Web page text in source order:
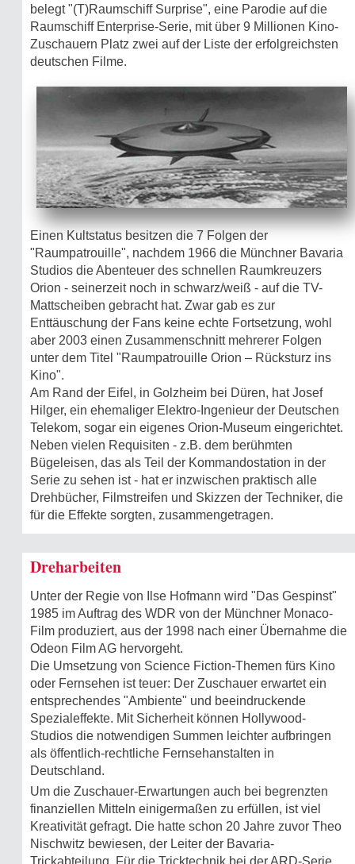
belegt "(T)Raumschiff Surprise", eine Parodie auf die
Raumschiff Enterprise-Serie, mit über 9 Millionen Kino-
Zuschauern Platz zwei auf der Liste der erfolgreichsten
deutschen Filme.
Einen Kultstatus besitzen die 7 Folgen der
"Raumpatrouille", nachdem 1966 die Münchner Bavaria
Studios die Abenteuer des schnellen Raumkreuzers
Orion - seinerzeit noch in schwarz/weiß - auf die TV-
Mattscheiben gebracht hat. Zwar gab es zur
Enttäuschung der Fans keine echte Fortsetzung, wohl
aber 2003 einen Zusammenschnitt mehrerer Folgen
unter dem Titel "Raumpatrouille Orion – Rücksturz ins
Kino".
Am Rand der Eifel, in Golzheim bei Düren, hat Josef
Hilger, ein ehemaliger Elektro-Ingenieur der Deutschen
Telekom, sogar ein eigenes Orion-Museum eingerichtet.
Neben vielen Requisiten - z.B. dem berühmten
Bügeleisen, das als Teil der Kommandostation in der
Serie zu sehen ist - hat er inzwischen praktisch alle
Drehbücher, Filmstreifen und Skizzen der Techniker, die
für die Effekte sorgten, zusammengetragen.
Dreharbeiten
Unter der Regie von Ilse Hofmann wird "Das Gespinst"
1985 im Auftrag des WDR von der Münchner Monaco-
Film produziert, aus der 1998 nach einer Übernahme die
Odeon Film AG hervorgeht.
Die Umsetzung von Science Fiction-Themen fürs Kino
oder Fernsehen ist teuer: Der Zuschauer erwartet ein
entsprechendes "Ambiente" und beeindruckende
Spezialeffekte. Mit Sicherheit können Hollywood-
Studios die notwendigen Summen leichter aufbringen
als öffentlich-rechtliche Fernsehanstalten in
Deutschland.
Um die Zuschauer-Erwartungen auch bei begrenzten
finanziellen Mitteln einigermaßen zu erfüllen, ist viel
Kreativität gefragt. Die hatte schon 20 Jahre zuvor Theo
Nischwitz bewiesen, der Leiter der Bavaria-
Trickabteilung. Für die Tricktechnik bei der ARD-Serie